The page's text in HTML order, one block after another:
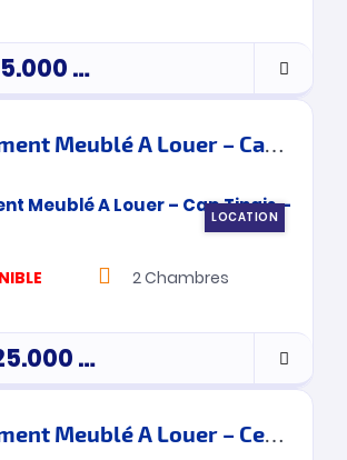
Dh
Appartement Meublé A Louer – Cap Tingis – Tanger
LOCATION
2Chambres
Dh
Appartement Meublé A Louer – Centre Ville – Tanger